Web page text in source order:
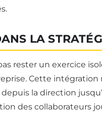
LA
rester un exercice
Cette
la direction
des collaborateurs